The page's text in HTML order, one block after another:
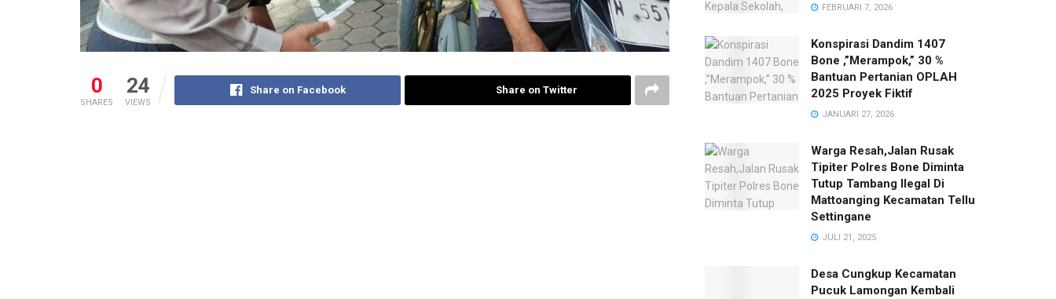
0
SHARES
24
VIEWS
Share on Facebook Share on Twitter
FEBRUARI 7, 2026
Konspirasi Dandim 1407
Bone ,”Merampok,” 30 %
Bantuan Pertanian OPLAH
2025 Proyek Fiktif
JANUARI 27, 2026
Warga Resah,Jalan Rusak
Tipiter Polres Bone Diminta
Tutup Tambang Ilegal Di
Mattoanging Kecamatan Tellu
Settingane
JULI 21, 2025
Desa Cungkup Kecamatan
Pucuk Lamongan Kembali